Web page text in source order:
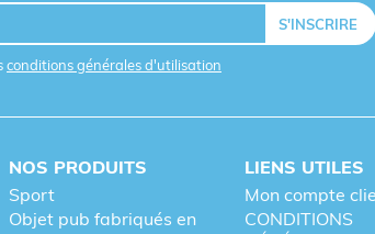
conditions générales d'utilisation
NOS PRODUITS
Sport
Objet pub fabriqués en
LIENS UTILES
Mon compte
CONDITIONS